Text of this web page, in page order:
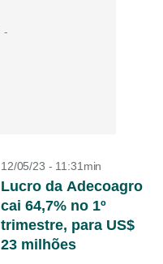
12/05/23 - 11:31min
Lucro da Adecoagro
cai 64,7% no 1º
trimestre, para US$
23 milhões